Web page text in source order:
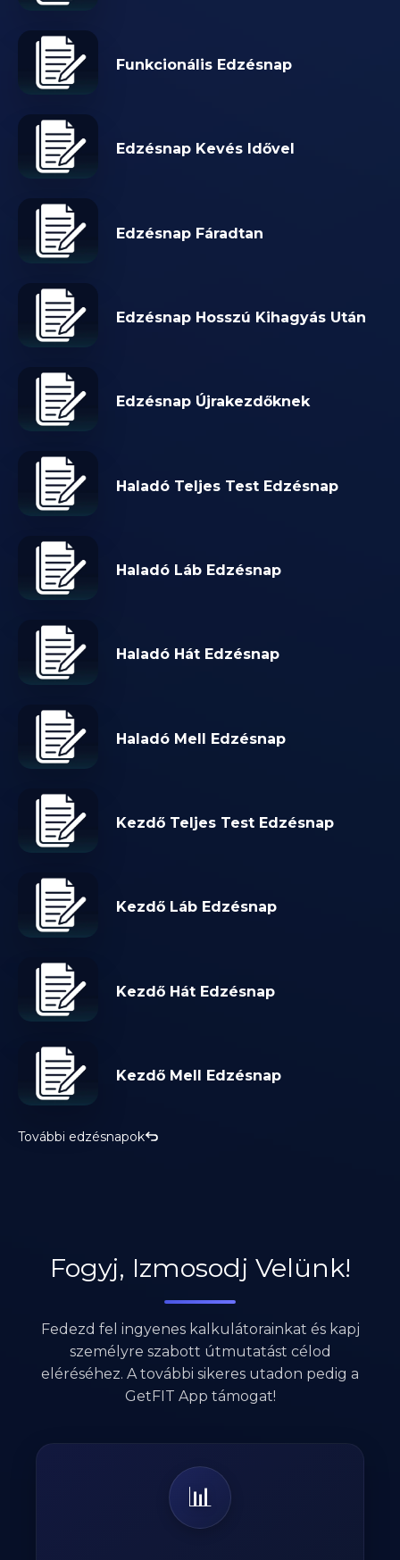
Funkcionális Edzésnap
Edzésnap Kevés Idővel
Edzésnap Fáradtan
Edzésnap Hosszú Kihagyás Után
Edzésnap Újrakezdőknek
Haladó Teljes Test Edzésnap
Haladó Láb Edzésnap
Haladó Hát Edzésnap
Haladó Mell Edzésnap
Kezdő Teljes Test Edzésnap
Kezdő Láb Edzésnap
Kezdő Hát Edzésnap
Kezdő Mell Edzésnap
További edzésnapok
Fogyj, Izmosodj Velünk!
Fedezd fel ingyenes kalkulátorainkat és kapj
személyre szabott útmutatást célod
eléréséhez. A további sikeres utadon pedig a
GetFIT App támogat!
📊